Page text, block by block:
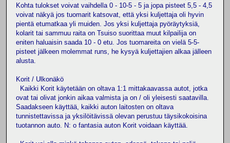
Kohta tulokset voivat vaihdella 0 - 10-5 - 5 ja jopa pisteet 5,5 - 4,5
voivat näkyä jos tuomarit katsovat, että yksi kuljettaja oli hyvin
pientä etumatkaa yli muiden. Jos yksi kuljettaja pyöräytyksiä,
kolarit tai sammuu raita on Tsuiso suorittaa muut kilpailija on
eniten haluaisin saada 10 - 0 etu. Jos tuomareita on vielä 5-5-
pisteet jälkeen molemmat runs, he kysyä kuljettajien alkaa jälleen
alusta.
Korit / Ulkonäkö
Kaikki Korit käytetään on oltava 1:1 mittakaavassa autot, jotka
ovat tai olivat jonkin aikaa valmista ja on / oli yleisesti saatavilla.
Saadakseen käyttää, kaikki auton laitosten on oltava
tunnistettavissa ja yksilöitävissä olevan perustuu täysikokoisina
tuotannon auto. N: o fantasia auton Korit voidaan käyttää.